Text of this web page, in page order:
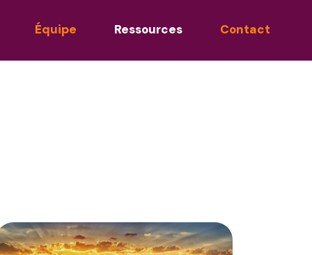
Équipe Ressources Contact